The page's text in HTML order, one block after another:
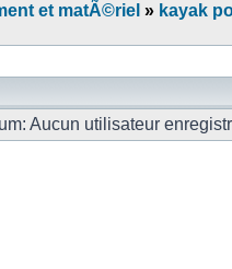
et matÃ©riel » kayak
Aucun utilisateur